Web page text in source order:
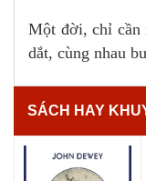
Một đời, chỉ cần
dắt, cùng nhau
SÁCH HAY